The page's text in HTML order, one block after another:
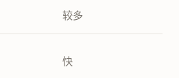
较多
快